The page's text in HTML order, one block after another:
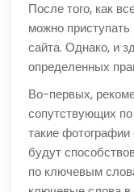
После того, как
можно приступать
сайта. Однако, и
определенных
Во-первых,
сопутствующих
такие
будут
по ключевым